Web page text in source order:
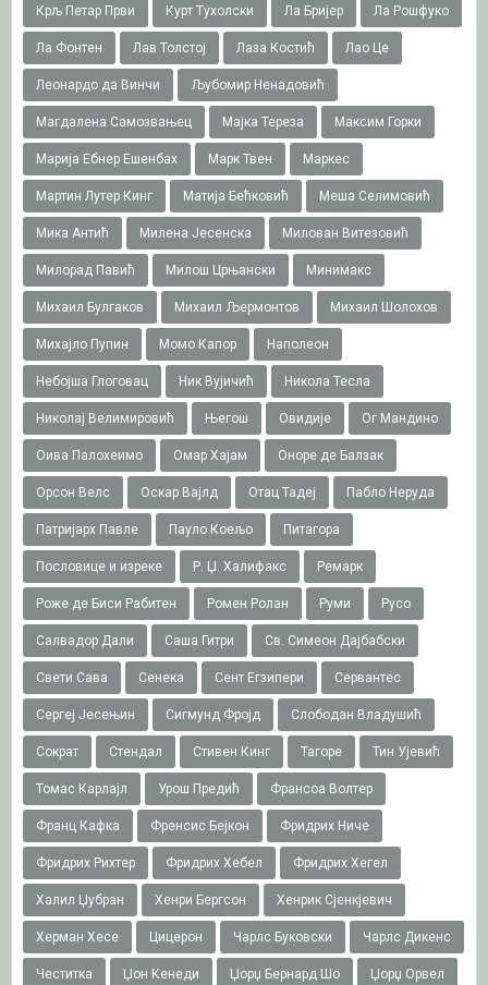
Крљ Петар Први Курт Тухолски Ла Бријер Ла Рошфуко
Ла Фонтен Лав Толстој Лаза Костић Лао Це
Леонардо да Винчи Љубомир Ненадовић
Магдалена Самозвањец Мајка Тереза Максим Горки
Марија Ебнер Ешенбах Марк Твен Маркес
Мартин Лутер Кинг Матија Бећковић Меша Селимовић
Мика Антић Милена Јесенска Милован Витезовић
Милорад Павић Милош Црњански Минимакс
Михаил Булгаков Михаил Љермонтов Михаил Шолохов
Михајло Пупин Момо Капор Наполеон
Небојша Глоговац Ник Вујичић Никола Тесла
Николај Велимировић Његош Овидије Ог Мандино
Оива Палохеимо Омар Хајам Оноре де Балзак
Орсон Велс Оскар Вајлд Отац Тадеј Пабло Неруда
Патријарх Павле Пауло Коељо Питагора
Пословице и изреке Р. Џ. Халифакс Ремарк
Роже де Биси Рабитен Ромен Ролан Руми Русо
Салвадор Дали Саша Гитри Св. Симеон Дајбабски
Свети Сава Сенека Сент Егзипери Сервантес
Сергеј Јесењин Сигмунд Фројд Слободан Владушић
Сократ Стендал Стивен Кинг Тагоре Тин Ујевић
Томас Карлајл Урош Предић Франсоа Волтер
Франц Кафка Френсис Бејкон Фридрих Ниче
Фридрих Рихтер Фридрих Хебел Фридрих Хегел
Халил Џубран Хенри Бергсон Хенрик Сјенкјевич
Херман Хесе Цицерон Чарлс Буковски Чарлс Дикенс
Честитка Џон Кенеди Џорџ Бернард Шо Џорџ Орвел